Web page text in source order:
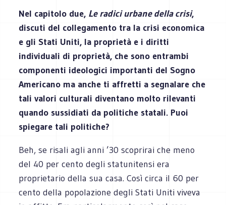
Nel capitolo due, Le radici urbane della crisi,
discuti del collegamento tra la crisi economica
e gli Stati Uniti, la proprietà e i diritti
individuali di proprietà, che sono entrambi
componenti ideologici importanti del Sogno
Americano ma anche ti affretti a segnalare che
tali valori culturali diventano molto rilevanti
quando sussidiati da politiche statali. Puoi
spiegare tali politiche?
Beh, se risali agli anni ’30 scoprirai che meno
del 40 per cento degli statunitensi era
proprietario della sua casa. Così circa il 60 per
cento della popolazione degli Stati Uniti viveva